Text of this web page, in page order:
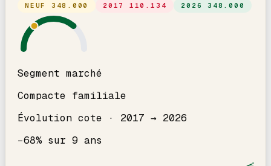
NEUF 348.000 2017 110.134 2026 348.000
Segment marché
Compacte familiale
Évolution cote · 2017 → 2026
−68% sur 9 ans